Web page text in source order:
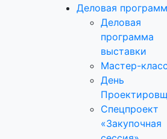
Деловая
Деловая
программа
выставки
Мастер-
День
Спецпроект
«Закупочная